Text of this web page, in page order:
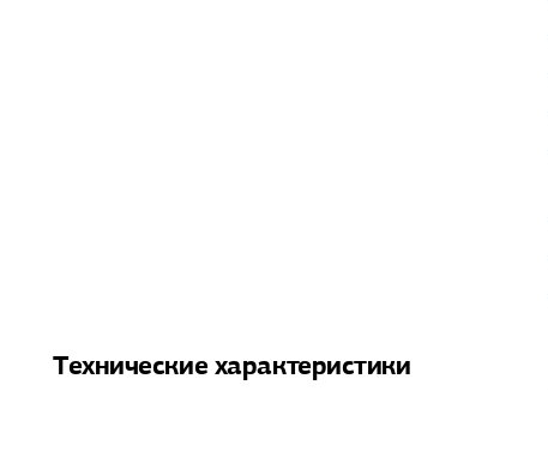
Технические характеристики